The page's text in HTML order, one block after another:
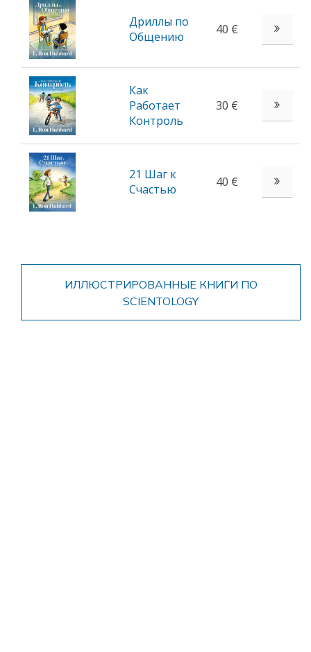
Дриллы по
Общению
40 €
Как
Работает
Контроль
30 €
21 Шаг к
Счастью
40 €
ИЛЛЮСТРИРОВАННЫЕ КНИГИ ПО
SCIENTOLOGY